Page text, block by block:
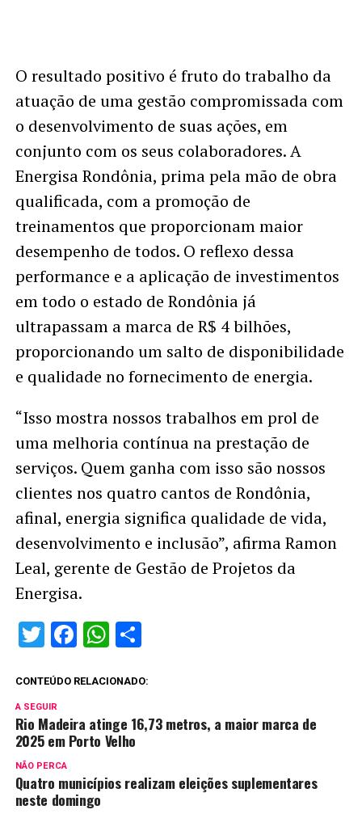
O resultado positivo é fruto do trabalho da
atuação de uma gestão compromissada com
o desenvolvimento de suas ações, em
conjunto com os seus colaboradores. A
Energisa Rondônia, prima pela mão de obra
qualificada, com a promoção de
treinamentos que proporcionam maior
desempenho de todos. O reflexo dessa
performance e a aplicação de investimentos
em todo o estado de Rondônia já
ultrapassam a marca de R$ 4 bilhões,
proporcionando um salto de disponibilidade
e qualidade no fornecimento de energia.
“Isso mostra nossos trabalhos em prol de
uma melhoria contínua na prestação de
serviços. Quem ganha com isso são nossos
clientes nos quatro cantos de Rondônia,
afinal, energia significa qualidade de vida,
desenvolvimento e inclusão”, afirma Ramon
Leal, gerente de Gestão de Projetos da
Energisa.
Twitter
Facebook
WhatsApp
Share
CONTEÚDO RELACIONADO:
A SEGUIR
Rio Madeira atinge 16,73 metros, a maior marca de
2025 em Porto Velho
NÃO PERCA
Quatro municípios realizam eleições suplementares
neste domingo